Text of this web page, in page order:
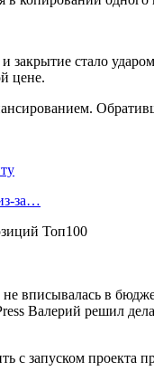
закрытие стало
цене.
за…
Топ100
вписывалась в
Валерий решил
с запуском